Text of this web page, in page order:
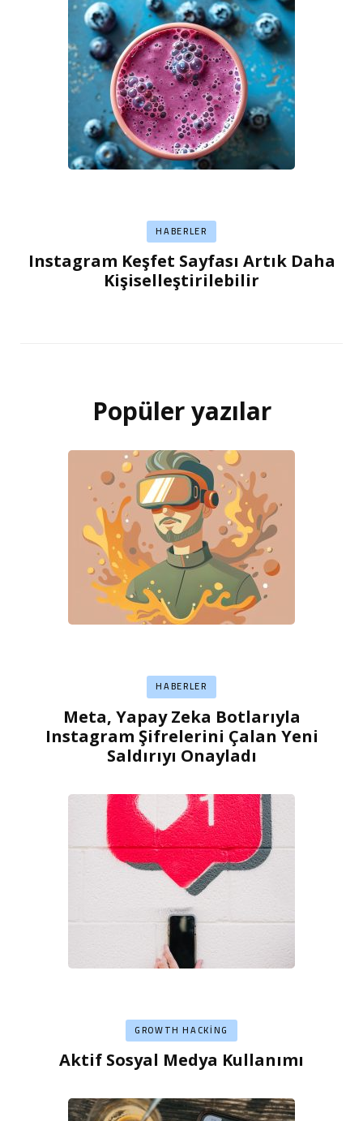
HABERLER
Instagram Keşfet Sayfası Artık Daha
Kişiselleştirilebilir
Popüler yazılar
HABERLER
Meta, Yapay Zeka Botlarıyla
Instagram Şifrelerini Çalan Yeni
Saldırıyı Onayladı
GROWTH HACKING
Aktif Sosyal Medya Kullanımı